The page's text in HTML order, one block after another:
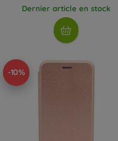
Dernier article en stock
-10%